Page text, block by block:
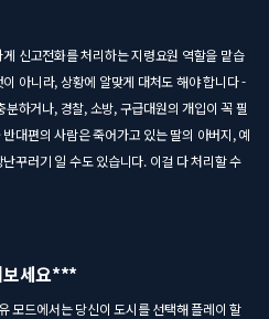
신고전화를 처리하는 지령요원 역할을 맡습
아니라, 상황에 알맞게 대처도 해야 합니다 -
하거나, 경찰, 소방, 구급대원의 개입이 꼭 필
대편의 사람은 죽어가고 있는 딸의 아버지, 예
꾸러기 일 수도 있습니다. 이걸 다 처리할 수
보세요***
모드에서는 당신이 도시를 선택해 플레이 할